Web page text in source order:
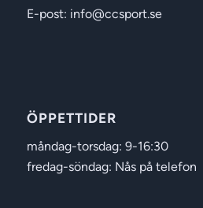
E-post: info@ccsport.se
ÖPPETTIDER
måndag-torsdag: 9-16:30
fredag-söndag: Nås på telefon